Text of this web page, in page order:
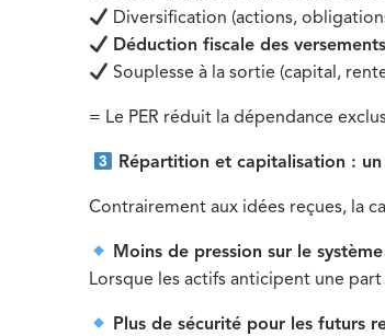
Diversification (actions,
Déduction fiscale des versements
Souplesse à la sortie (capital,
= Le PER réduit la dépendance
Répartition et capitalisation :
Contrairement aux idées reçues, la
Moins de pression sur le
Lorsque les actifs anticipent une
Plus de sécurité pour les futurs